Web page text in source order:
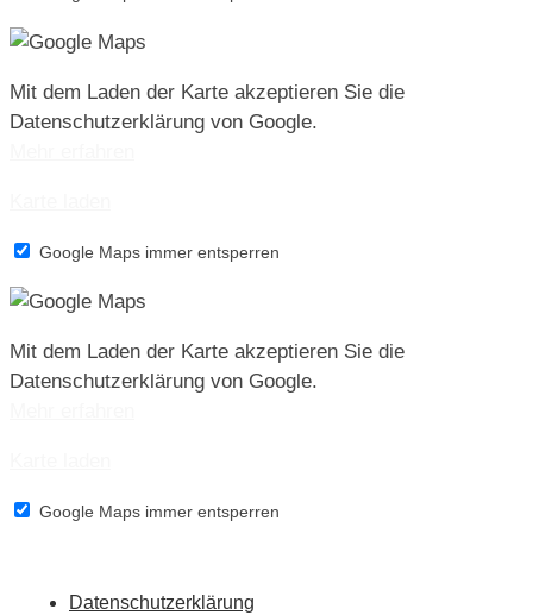
Mit dem Laden der Karte akzeptieren Sie die
Datenschutzerklärung von Google.
Google Maps immer entsperren
Mit dem Laden der Karte akzeptieren Sie die
Datenschutzerklärung von Google.
Google Maps immer entsperren
Datenschutzerklärung